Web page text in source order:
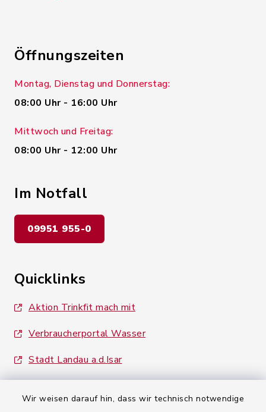
Wir weisen darauf hin, dass wir technisch notwendige
Öffnungszeiten
Montag, Dienstag und Donnerstag:
08:00 Uhr - 16:00 Uhr
Mittwoch und Freitag:
08:00 Uhr - 12:00 Uhr
Im Notfall
09951 955-0
Quicklinks
Aktion Trinkfit mach mit
Verbraucherportal Wasser
Stadt Landau a.d.Isar